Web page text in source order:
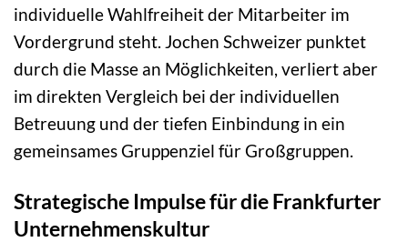
individuelle Wahlfreiheit der Mitarbeiter im
Vordergrund steht. Jochen Schweizer punktet
durch die Masse an Möglichkeiten, verliert aber
im direkten Vergleich bei der individuellen
Betreuung und der tiefen Einbindung in ein
gemeinsames Gruppenziel für Großgruppen.
Strategische Impulse für die Frankfurter
Unternehmenskultur